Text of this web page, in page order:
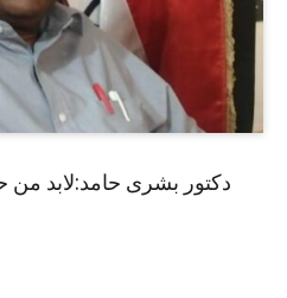
دكتور بشرى حامد:لابد